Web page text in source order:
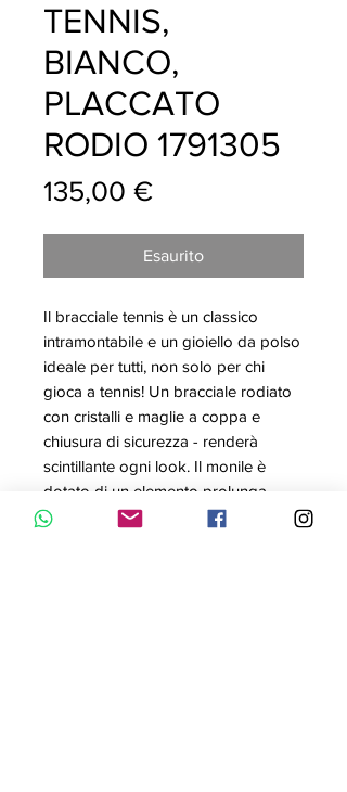
TENNIS,
BIANCO,
PLACCATO
RODIO 1791305
135,00 €Prezzo
Esaurito
Il bracciale tennis è un classico
intramontabile e un gioiello da polso
ideale per tutti, non solo per chi
gioca a tennis! Un bracciale rodiato
con cristalli e maglie a coppa e
chiusura di sicurezza - renderà
scintillante ogni look. Il monile è
dotato di un elemento prolunga.